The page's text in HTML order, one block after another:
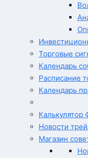
Торговые
Календарь
Расписание
Календарь
Калькулятор
Новости
Магазин